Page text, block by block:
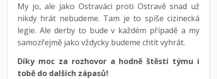
My jo, ale jako Ostraváci proti Ostravě snad už
nikdy hrát nebudeme. Tam je to spíše cizinecká
legie. Ale derby to bude v každém případě a my
samozřejmě jako vždycky budeme chtít vyhrát.
Díky moc za rozhovor a hodně štěstí týmu i
tobě do dalších zápasů!